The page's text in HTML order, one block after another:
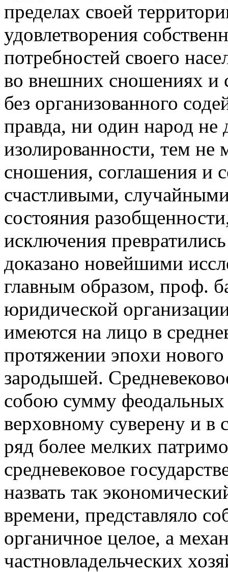
пределах своей
удовлетворения
потребностей своего
во внешних сношениях и
без организованного
правда, ни один народ не
изолированности, тем не
сношения, соглашения и
счастливыми,
состояния
исключения
доказано новейшими
главным образом, проф.
юридической
имеются на лицо в
протяжении эпохи
зародышей.
собою сумму
верховному суверену и в
ряд более мелких
средневековое
назвать так
времени, представляло
органичное целое, а
частновладельческих